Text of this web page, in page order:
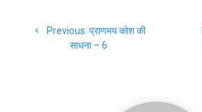
navigation
Previous: Previous
post:
प्राणमय कोश की
साधना – 6